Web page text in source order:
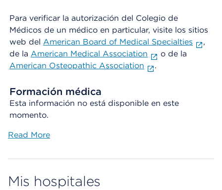
Para verificar la autorización del Colegio de
Médicos de un médico en particular, visite los sitios
web del American Board of Medical Specialties
,
de la American Medical Association
o de la
American Osteopathic Association
.
Formación médica
Esta información no está disponible en este
momento.
Read More
Mis hospitales